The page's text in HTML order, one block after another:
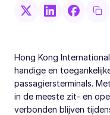
Hong Kong
handige en
passagiersterminals.
in de meeste zit- en
verbonden blijven